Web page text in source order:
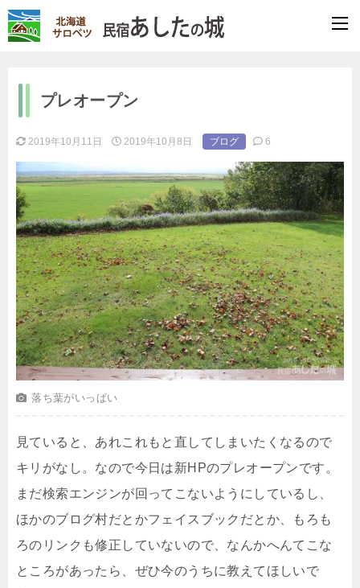
プレオープン
2019年10月11日 2019年10月8日 ブログ 6
落ち葉がいっぱい
見ていると、あれこれもと直してしまいたくなるので
キリがなし。なので今日は新HPのプレオープンです。
まだ検索エンジンが回ってこないようにしているし、
ほかのブログ村だとかフェイスブックだとか、もろも
ろのリンクも修正していないので、なんかへんてこな
ところがあったら、ぜひ今のうちに教えてほしいで